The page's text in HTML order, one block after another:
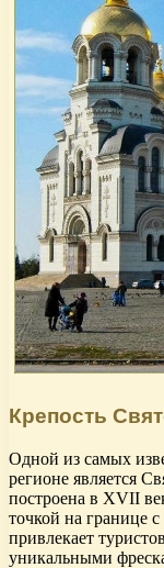
Крепость
Одной из самых
регионе является
построена в XVII
точкой на границе
привлекает
уникальными